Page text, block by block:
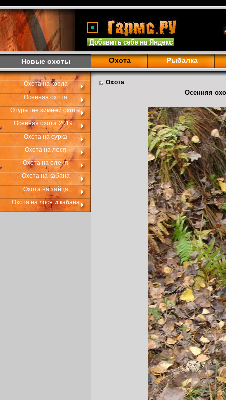
Новые охоты Охота Рыбалка
Охота на козла
Осенняя охота
Отурытие зимней охоты
Осенняя охота 2019 г.
Охота на сурка
Охота на лося
Охота на оленя
Охота на кабана
Охота на зайца
Охота на лося и кабана
Охота
Осенняя